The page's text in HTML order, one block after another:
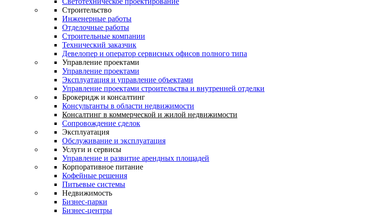
Строительство
Инженерные работы
Отделочные работы
Строительные компании
Технический заказчик
Девелопер и оператор сервисных офисов полного типа
Управление проектами
Управление проектами
Эксплуатация и управление объектами
Управление проектами строительства и внутренней отделки
Брокеридж и консалтинг
Консультанты в области недвижимости
Консалтинг в коммерческой и жилой недвижимости
Сопровождение сделок
Эксплуатация
Обслуживание и эксплуатация
Услуги и сервисы
Управление и развитие арендных площадей
Корпоративное питание
Кофейные решения
Питьевые системы
Недвижимость
Бизнес-парки
Бизнес-центры